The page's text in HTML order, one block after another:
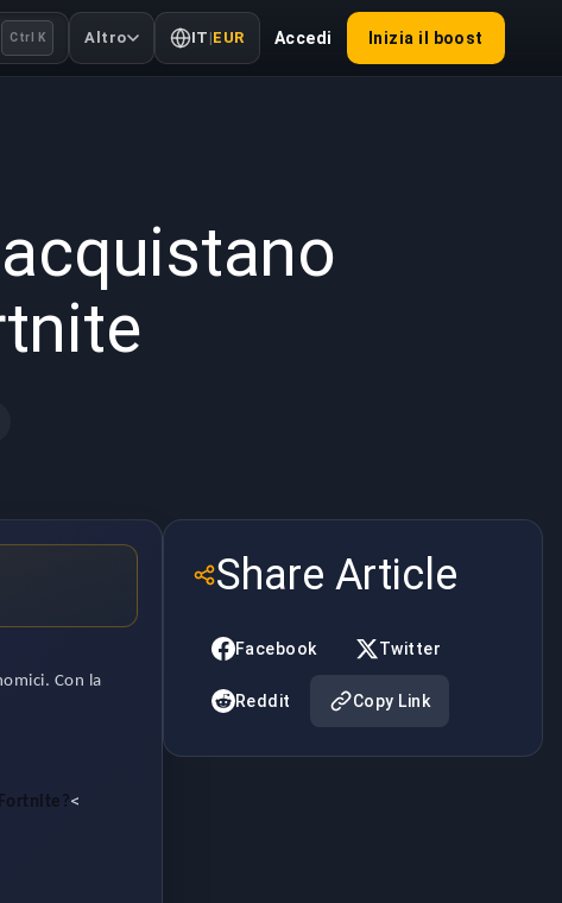
Ctrl K Altro IT |EUR Accedi Inizia il boost
Con la
<
Share Article
Facebook Twitter
Reddit Copy Link